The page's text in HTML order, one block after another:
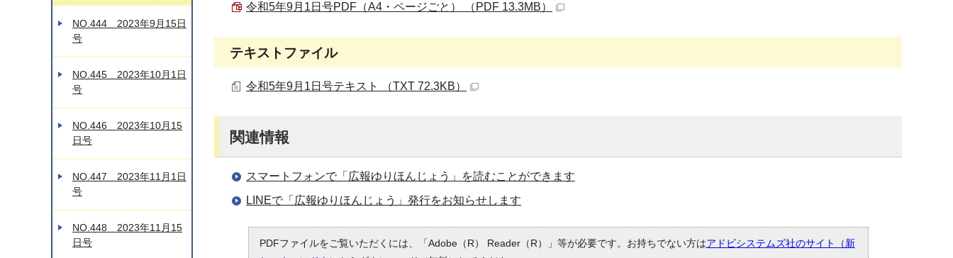
令和5年9月1日号PDF（A4・ページごと） （PDF 13.3MB）
テキストファイル
令和5年9月1日号テキスト （TXT 72.3KB）
関連情報
スマートフォンで「広報ゆりほんじょう」を読むことができます
LINEで「広報ゆりほんじょう」発行をお知らせします
PDFファイルをご覧いただくには、「Adobe（R） Reader（R）」等が必要です。お持ちでない方はアドビシステムズ社のサイト（新
NO.444 2023年9月15日
号
NO.445 2023年10月1日
号
NO.446 2023年10月15
日号
NO.447 2023年11月1日
号
NO.448 2023年11月15
日号